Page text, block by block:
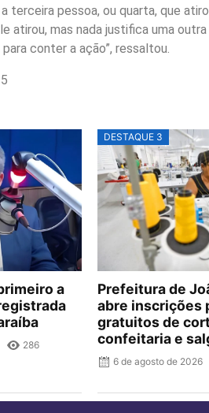
a terceira pessoa, ou quarta, que
atirou, mas nada justifica uma
conter a ação”, ressaltou.
a
286
DESTAQUE 3
Prefeitura de
abre inscrições
gratuitos de
confeitaria e
6 de agosto de 2026